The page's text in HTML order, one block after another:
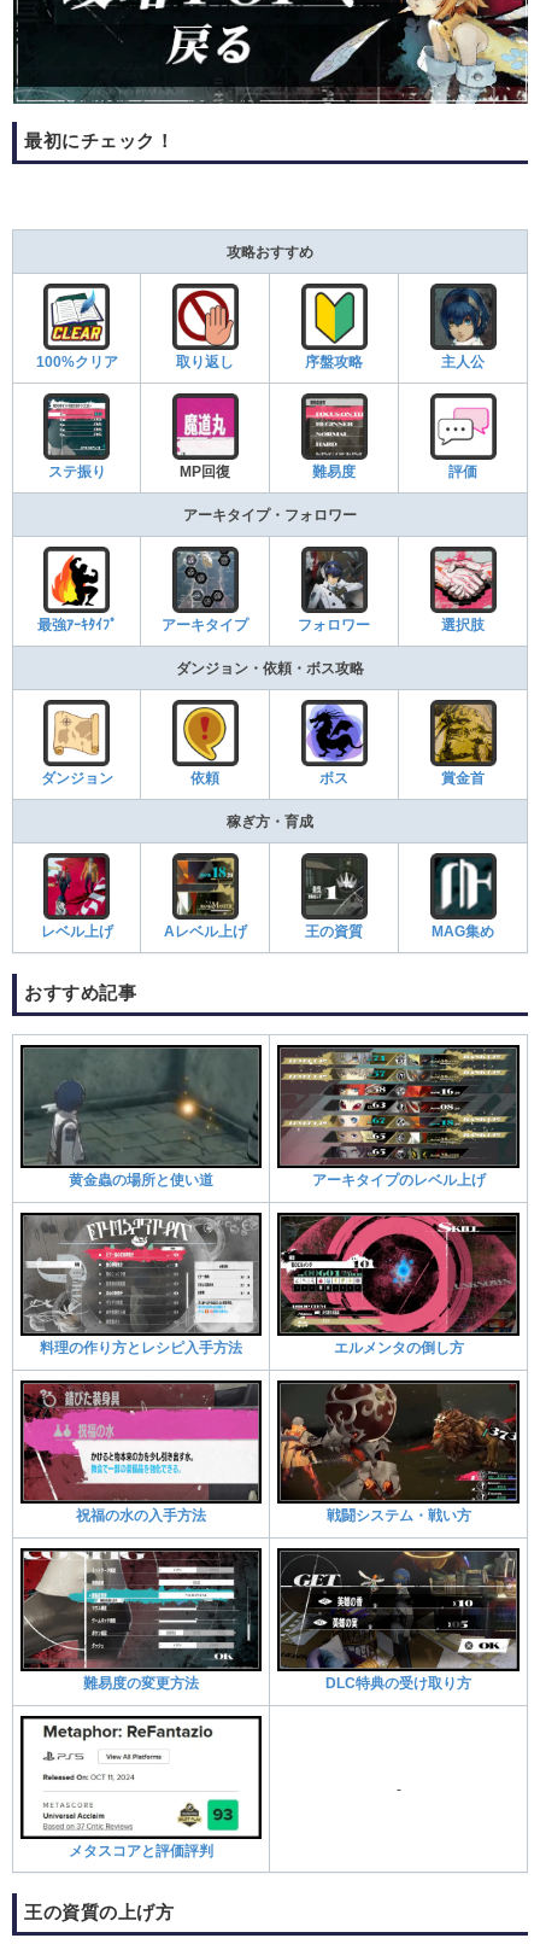
最初にチェック！
攻略おすすめ
100%クリア 取り返し 序盤攻略 主人公
ステ振り MP回復 難易度 評価
アーキタイプ・フォロワー
最強ｱｰｷﾀｲﾌﾟ アーキタイプ フォロワー 選択肢
ダンジョン・依頼・ボス攻略
ダンジョン 依頼 ボス 賞金首
稼ぎ方・育成
レベル上げ Aレベル上げ 王の資質 MAG集め
おすすめ記事​
黄金蟲の場所と使い道 アーキタイプのレベル上げ
料理の作り方とレシピ入手方法 エルメンタの倒し方
祝福の水の入手方法 戦闘システム・戦い方
難易度の変更方法 DLC特典の受け取り方
メタスコアと評価評判
-
王の資質の上げ方